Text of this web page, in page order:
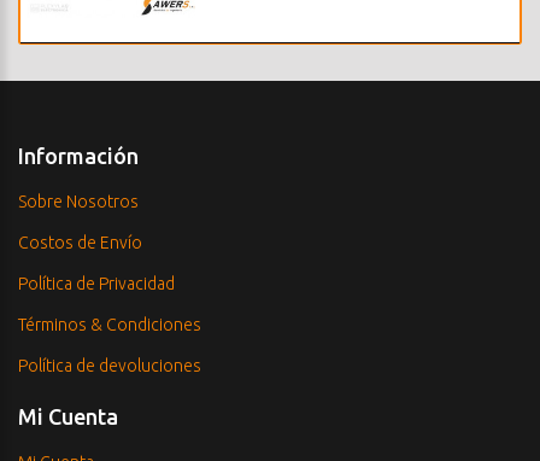
Información
Sobre Nosotros
Costos de Envío
Política de Privacidad
Términos & Condiciones
Política de devoluciones
Mi Cuenta